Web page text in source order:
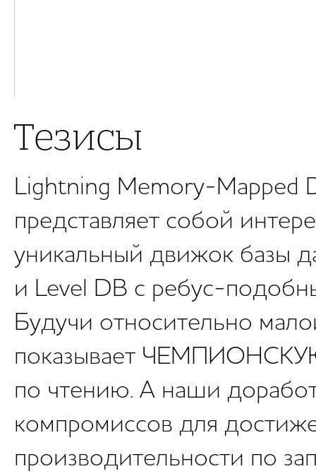
Тезисы
Lightning Memory-Mapped
представляет собой
уникальный движок базы
и Level DB с ребус-
Будучи относительно
показывает
по чтению. А наши
компромиссов для
производительности по